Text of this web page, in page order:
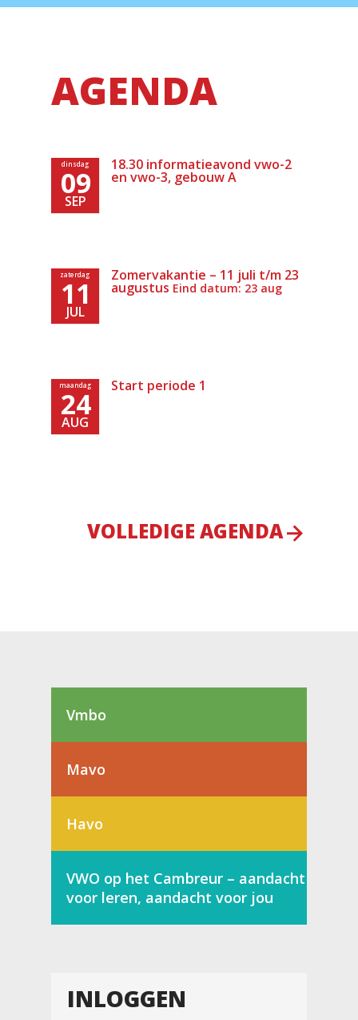
AGENDA
dinsdag
09
SEP
18.30 informatieavond vwo-2
en vwo-3, gebouw A
zaterdag
11
JUL
Zomervakantie – 11 juli t/m 23
augustus Eind datum: 23 aug
maandag
24
AUG
Start periode 1
VOLLEDIGE AGENDA
Vmbo
Mavo
Havo
VWO op het Cambreur – aandacht
voor leren, aandacht voor jou
INLOGGEN